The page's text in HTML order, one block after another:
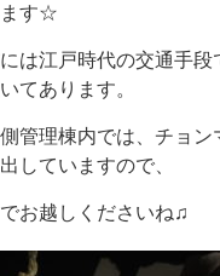
ます☆
は江戸時代の交通手段
てあります。
管理棟内では、チョン
していますので、
お越しくださいね♫